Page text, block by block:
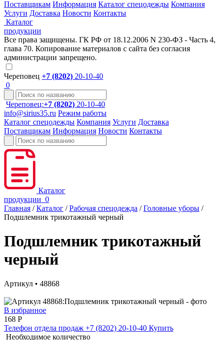
Поставщикам Информация Каталог спецодежды Компания
Услуги Доставка Новости Контакты
Каталог
продукции
Все права защищены. ГК РФ от 18.12.2006 N 230-ФЗ - Часть 4,
глава 70. Копирование материалов с сайта без согласия
администрации запрещено.
Череповец +7 (8202) 20-10-40
0
Череповец:+7 (8202) 20-10-40
info@sirius35.ru Режим работы
Каталог спецодежды Компания Услуги Доставка
Поставщикам Информация Новости Контакты
Каталог
продукции 0
Главная / Каталог / Рабочая спецодежда / Головные уборы /
Подшлемник трикотажный черный
Подшлемник трикотажный
черный
Артикул • 48868
В избранное
168 Р
Телефон отдела продаж +7 (8202) 20-10-40 Купить
Необходимое количество